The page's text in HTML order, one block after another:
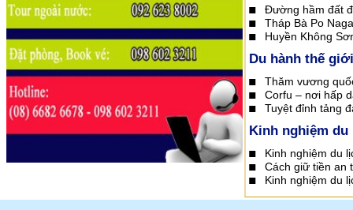
Đường hầm đất
Tháp Bà Po
Huyền Không
Du hành thế giới
Thăm vương
Corfu – nơi hấp
Tuyệt đỉnh tảng
Kinh nghiệm du
Kinh nghiệm du
Cách giữ tiền an
Kinh nghiệm du